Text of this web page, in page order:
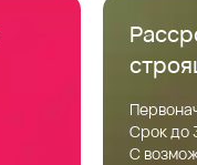
Срок до
С